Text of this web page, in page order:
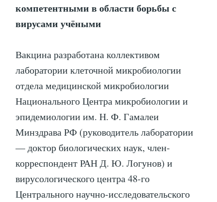
компетентными в области борьбы с
вирусами учёными
Вакцина разработана коллективом
лаборатории клеточной микробиологии
отдела медицинской микробиологии
Национального Центра микробиологии и
эпидемиологии им. Н. Ф. Гамалеи
Минздрава РФ (руководитель лаборатории
— доктор биологических наук, член-
корреспондент РАН Д. Ю. Логунов) и
вирусологического центра 48-го
Центрального научно-исследовательского